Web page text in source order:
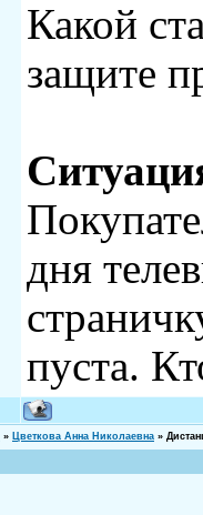
Какой
защите
дня
пуста.
» Цветкова Анна Николаевна »